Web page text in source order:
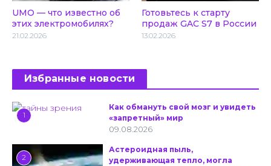
UMO — что известно об
этих электромобилях?
21.02.2026
Готовьтесь к старту
продаж GAC S7 в России
13.02.2026
Избранные новости
1
Как обмануть свой мозг и увидеть
«запретный» мир
09.08.2026
2
Астероидная пыль,
удерживающая тепло, могла